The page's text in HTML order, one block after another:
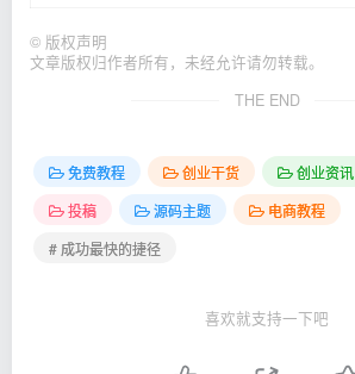
© 版权声明
文章版权归作者所有，未经允许请勿转载。
THE END
免费教程 创业干货 创业资讯
投稿
源码主题
电商教程
# 成功最快的捷径
喜欢就支持一下吧